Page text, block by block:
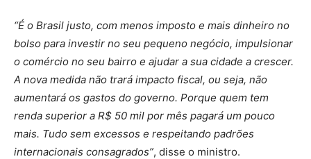
“É o Brasil justo, com menos imposto e mais dinheiro no
bolso para investir no seu pequeno negócio, impulsionar
o comércio no seu bairro e ajudar a sua cidade a crescer.
A nova medida não trará impacto fiscal, ou seja, não
aumentará os gastos do governo. Porque quem tem
renda superior a R$ 50 mil por mês pagará um pouco
mais. Tudo sem excessos e respeitando padrões
internacionais consagrados”, disse o ministro.